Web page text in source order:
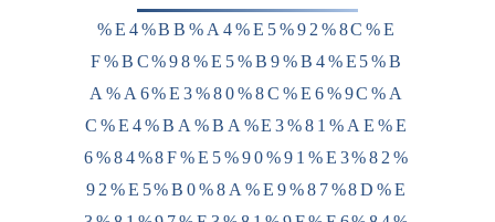
%E4%BB%A4%E5%92%8C%E
F%BC%98%E5%B9%B4%E5%B
A%A6%E3%80%8C%E6%9C%A
C%E4%BA%BA%E3%81%AE%E
6%84%8F%E5%90%91%E3%82%
92%E5%B0%8A%E9%87%8D%E